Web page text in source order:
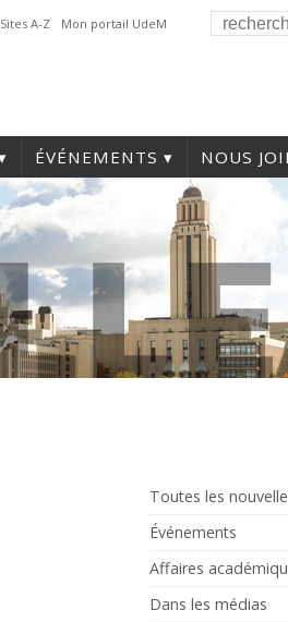
Sites A-Z Mon portail UdeM
ÉVÉNEMENTS NOUS
Toutes les
Événements
Affaires
Dans les médias